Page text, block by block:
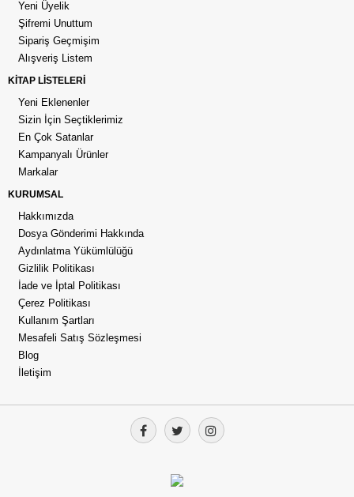
Yeni Üyelik
Şifremi Unuttum
Sipariş Geçmişim
Alışveriş Listem
KİTAP LİSTELERİ
Yeni Eklenenler
Sizin İçin Seçtiklerimiz
En Çok Satanlar
Kampanyalı Ürünler
Markalar
KURUMSAL
Hakkımızda
Dosya Gönderimi Hakkında
Aydınlatma Yükümlülüğü
Gizlilik Politikası
İade ve İptal Politikası
Çerez Politikası
Kullanım Şartları
Mesafeli Satış Sözleşmesi
Blog
İletişim